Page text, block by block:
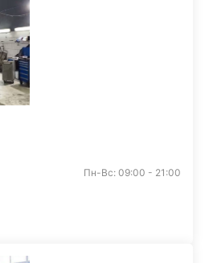
Пн-Вс: 09:00 - 21:00